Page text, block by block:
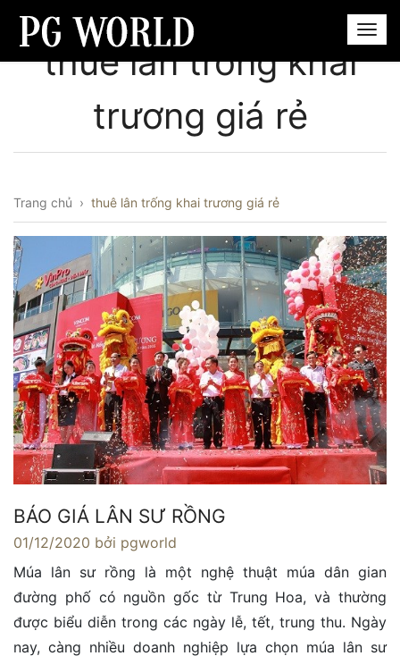
thuê lân trống khai
trương giá rẻ
Trang chủ › thuê lân trống khai trương giá rẻ
BÁO GIÁ LÂN SƯ RỒNG
01/12/2020 bởi pgworld
Múa lân sư rồng là một nghệ thuật múa dân gian
đường phố có nguồn gốc từ Trung Hoa, và thường
được biểu diễn trong các ngày lễ, tết, trung thu. Ngày
nay, càng nhiều doanh nghiệp lựa chọn múa lân sư